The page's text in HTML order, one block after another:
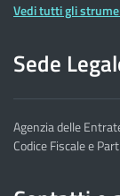
Vedi tutti gli
Sede
Agenzia delle
Codice Fiscale e